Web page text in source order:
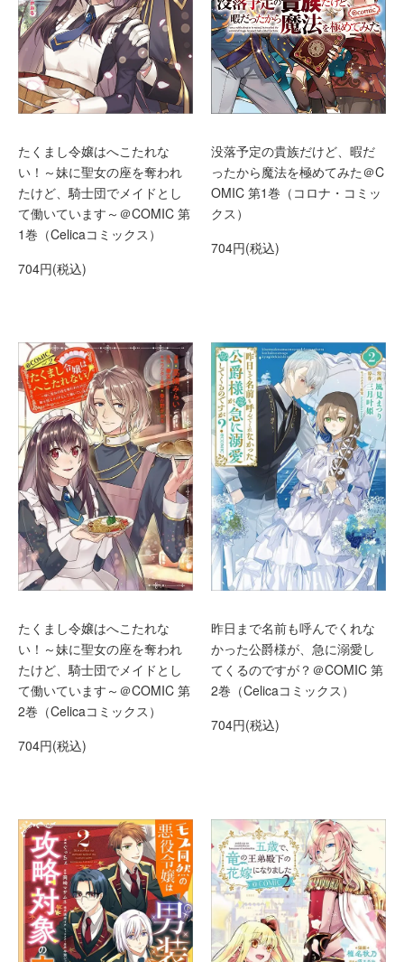
たくまし令嬢はへこたれな
い！～妹に聖女の座を奪われ
たけど、騎士団でメイドとし
て働いています～＠COMIC 第
1巻（Celicaコミックス）
704円(税込)
没落予定の貴族だけど、暇だ
ったから魔法を極めてみた＠C
OMIC 第1巻（コロナ・コミッ
クス）
704円(税込)
たくまし令嬢はへこたれな
い！～妹に聖女の座を奪われ
たけど、騎士団でメイドとし
て働いています～＠COMIC 第
2巻（Celicaコミックス）
704円(税込)
昨日まで名前も呼んでくれな
かった公爵様が、急に溺愛し
てくるのですが？＠COMIC 第
2巻（Celicaコミックス）
704円(税込)